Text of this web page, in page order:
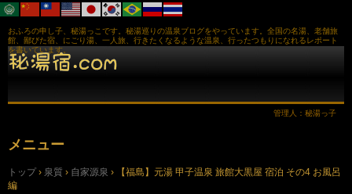
おふろの申し子、秘湯っこです。秘湯巡りの温泉ブログをやっています。全国の名湯、老舗旅
館、鄙びた宿、にごり湯、一人旅、行きたくなるような温泉、行ったつもりになれるレポート
を書いています。
管理人：秘湯っ子
メニュー
ン
テ
トップ › 泉質 › 自家源泉 ›
【福島】元湯 甲子温泉 旅館大黒屋 宿泊 その4 お風呂
編